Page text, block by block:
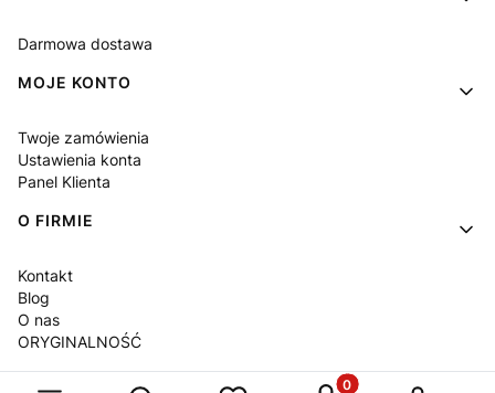
Darmowa dostawa
MOJE KONTO
Twoje zamówienia
Ustawienia konta
Panel Klienta
O FIRMIE
Kontakt
Blog
O nas
ORYGINALNOŚĆ